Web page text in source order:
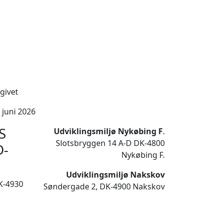
juni 2026
4930
Udviklingsmiljø Nykøbing F.
Slotsbryggen 14 A-D DK-4800
Nykøbing F.
Udviklingsmiljø Nakskov
Søndergade 2, DK-4900 Nakskov